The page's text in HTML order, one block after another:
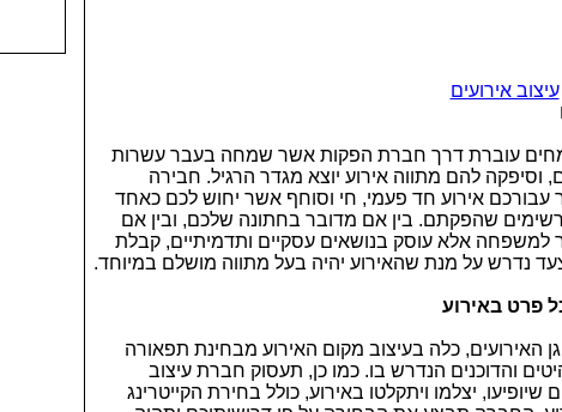
עיצוב אירועים
עוברת דרך חברת הפקות אשר שמחה בעבר עשרות
וסיפקה להם מתווה אירוע יוצא מגדר הרגיל. חבירה
עבורכם אירוע חד פעמי, חי וסוחף אשר יחוש לכם כאחד
שהפקתם. בין אם מדובר בחתונה שלכם, ובין אם
למשפחה אלא עוסק בנושאים עסקיים ותדמיתיים, קבלת
נדרש על מנת שהאירוע יהיה בעל מתווה מושלם במיוחד.
פרט באירוע
האירועים, כלה בעיצוב מקום האירוע מבחינת תפאורה
והדוכנים הנדרש בו. כמו כן, תעסוק חברת עיצוב
יצלמו ויתקלטו באירוע, כולל בחירת הקייטרינג